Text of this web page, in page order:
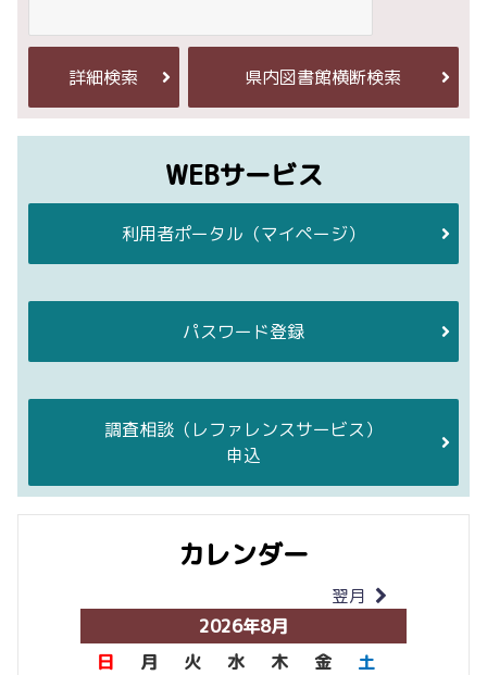
詳細検索 県内図書館横断検索
WEBサービス
利用者ポータル （マイページ）
パスワード登録
調査相談 （レファレンスサービス）
申込
カレンダー
翌月
2026年8月
日
月 火 水 木 金
土